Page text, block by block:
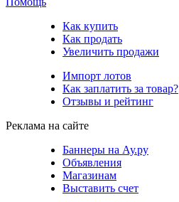
Как купить
Как продать
Увеличить продажи
Импорт лотов
Как заплатить за товар?
Отзывы и рейтинг
Реклама на сайте
Баннеры на Ау.ру
Объявления
Магазинам
Выставить счет